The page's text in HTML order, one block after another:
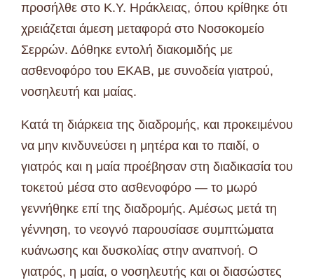
προσήλθε στο Κ.Υ. Ηράκλειας, όπου κρίθηκε ότι
χρειάζεται άμεση μεταφορά στο Νοσοκομείο
Σερρών. Δόθηκε εντολή διακομιδής με
ασθενοφόρο του ΕΚΑΒ, με συνοδεία γιατρού,
νοσηλευτή και μαίας.
Κατά τη διάρκεια της διαδρομής, και προκειμένου
να μην κινδυνεύσει η μητέρα και το παιδί, ο
γιατρός και η μαία προέβησαν στη διαδικασία του
τοκετού μέσα στο ασθενοφόρο — το μωρό
γεννήθηκε επί της διαδρομής. Αμέσως μετά τη
γέννηση, το νεογνό παρουσίασε συμπτώματα
κυάνωσης και δυσκολίας στην αναπνοή. Ο
γιατρός, η μαία, ο νοσηλευτής και οι διασώστες